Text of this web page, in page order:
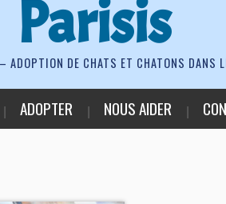
Parisis
DE CHATS ET CHATONS DANS
ADOPTER NOUS AIDER